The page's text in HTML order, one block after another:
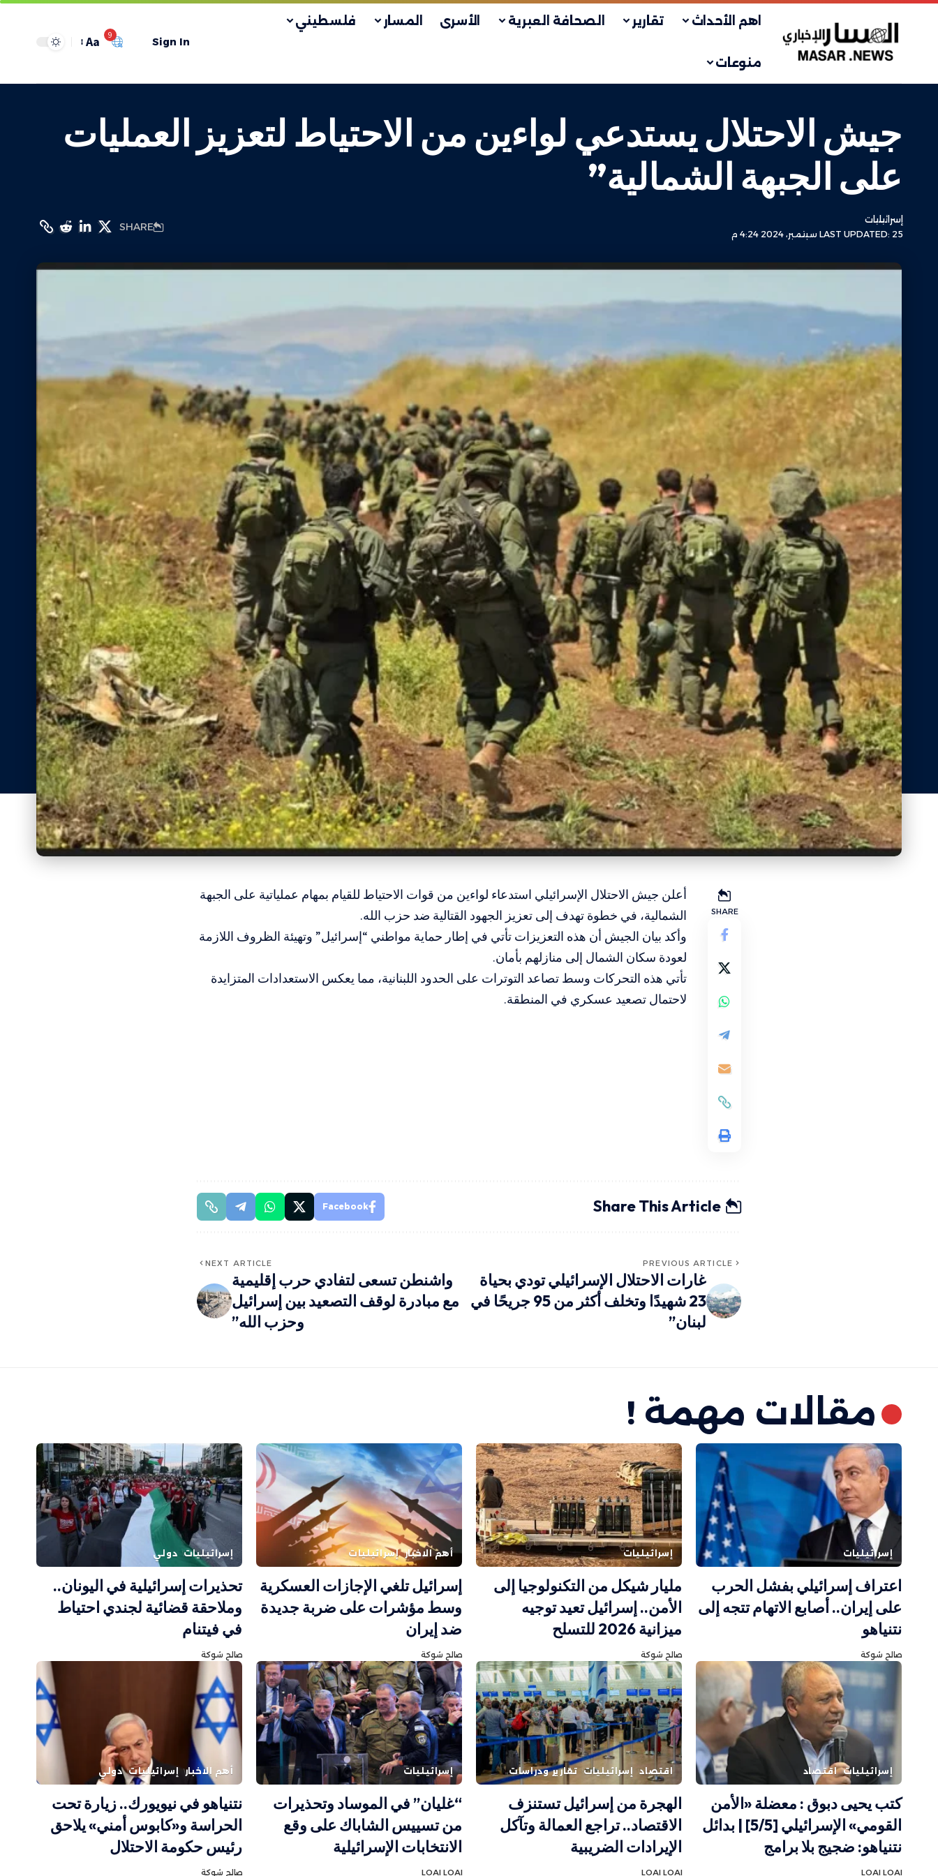
اهم الأحداث تقارير الصحافة العبرية الأسرى المسار فلسطيني
منوعات
Sign In
9
Aa
جيش الاحتلال يستدعي لواءين من الاحتياط لتعزيز العمليات
على الجبهة الشمالية”
LAST UPDATED: 25 سبتمبر، 2024 4:24 م
إسرائيليات
SHARE
SHARE
أعلن جيش الاحتلال الإسرائيلي استدعاء لواءين من قوات الاحتياط للقيام بمهام عملياتية على الجبهة
الشمالية، في خطوة تهدف إلى تعزيز الجهود القتالية ضد حزب الله.
وأكد بيان الجيش أن هذه التعزيزات تأتي في إطار حماية مواطني “إسرائيل” وتهيئة الظروف اللازمة
لعودة سكان الشمال إلى منازلهم بأمان.
تأتي هذه التحركات وسط تصاعد التوترات على الحدود اللبنانية، مما يعكس الاستعدادات المتزايدة
لاحتمال تصعيد عسكري في المنطقة.
Share This Article
Facebook
PREVIOUS ARTICLE
غارات الاحتلال الإسرائيلي تودي بحياة
23 شهيدًا وتخلف أكثر من 95 جريحًا في
لبنان”
NEXT ARTICLE
واشنطن تسعى لتفادي حرب إقليمية
مع مبادرة لوقف التصعيد بين إسرائيل
وحزب الله”
مقالات مهمة !
إسرائيليات
اعتراف إسرائيلي بفشل الحرب
على إيران.. أصابع الاتهام تتجه إلى
نتنياهو
صالح شوكة
إسرائيليات
مليار شيكل من التكنولوجيا إلى
الأمن.. إسرائيل تعيد توجيه
ميزانية 2026 للتسلح
صالح شوكة
أهم الاخبار إسرائيليات
إسرائيل تلغي الإجازات العسكرية
وسط مؤشرات على ضربة جديدة
ضد إيران
صالح شوكة
إسرائيليات دولي
تحذيرات إسرائيلية في اليونان..
وملاحقة قضائية لجندي احتياط
في فيتنام
صالح شوكة
إسرائيليات اقتصاد
كتب يحيى دبوق : معضلة «الأمن
القومي» الإسرائيلي [5/5] | بدائل
نتنياهو: ضجيج بلا برامج
LOAI LOAI
اقتصاد إسرائيليات تقارير ودراسات
الهجرة من إسرائيل تستنزف
الاقتصاد.. تراجع العمالة وتآكل
الإيرادات الضريبية
LOAI LOAI
إسرائيليات
“غليان” في الموساد وتحذيرات
من تسييس الشاباك على وقع
الانتخابات الإسرائيلية
LOAI LOAI
أهم الاخبار إسرائيليات دولي
نتنياهو في نيويورك.. زيارة تحت
الحراسة و«كابوس أمني» يلاحق
رئيس حكومة الاحتلال
صالح شوكة